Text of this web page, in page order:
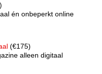
én onbeperkt online
(€175)
alleen digitaal